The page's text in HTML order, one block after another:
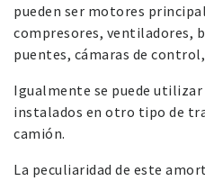
pueden ser motores
compresores, ventiladores,
puentes, cámaras de
Igualmente se puede utilizar
instalados en otro tipo de
camión.
La peculiaridad de este